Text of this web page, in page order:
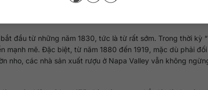
trước các loại rượu của Pháp trong một cuộc thi rượu quốc
những khu vực sản xuất rượu vang hàng đầu thế giới.
đầu từ những năm 1830, tức là từ rất sớm. Trong thời kỳ “
mạnh mẽ. Đặc biệt, từ năm 1880 đến 1919, mặc dù phải
nho, các nhà sản xuất rượu ở Napa Valley vẫn không